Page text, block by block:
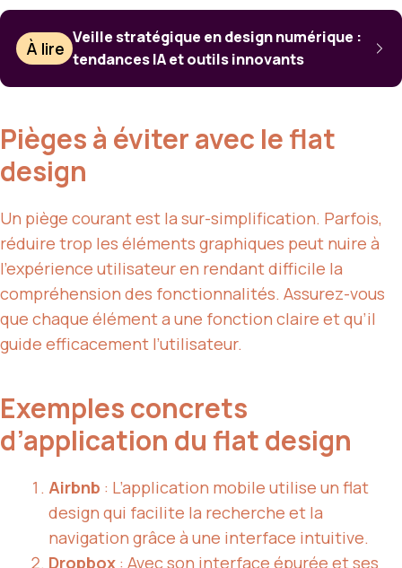
À lire
Veille stratégique en design numérique :
tendances IA et outils innovants
Pièges à éviter avec le flat
design
Un piège courant est la sur-simplification. Parfois,
réduire trop les éléments graphiques peut nuire à
l’expérience utilisateur en rendant difficile la
compréhension des fonctionnalités. Assurez-vous
que chaque élément a une fonction claire et qu’il
guide efficacement l’utilisateur.
Exemples concrets
d’application du flat design
Airbnb : L’application mobile utilise un flat
design qui facilite la recherche et la
navigation grâce à une interface intuitive.
Dropbox : Avec son interface épurée et ses